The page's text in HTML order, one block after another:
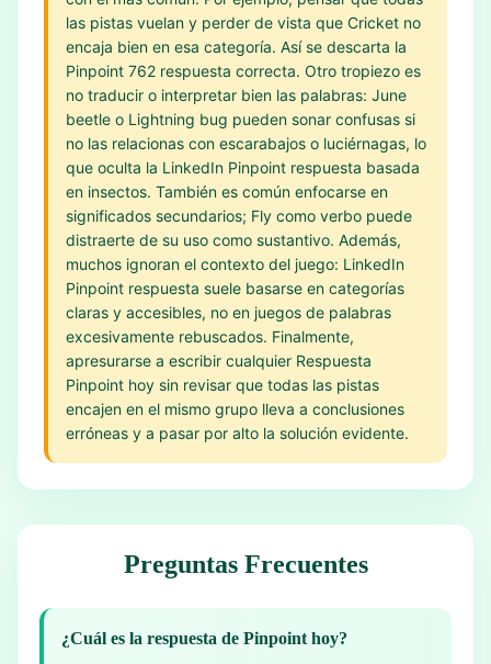
las pistas vuelan y perder de vista que Cricket no
encaja bien en esa categoría. Así se descarta la
Pinpoint 762 respuesta correcta. Otro tropiezo es
no traducir o interpretar bien las palabras: June
beetle o Lightning bug pueden sonar confusas si
no las relacionas con escarabajos o luciérnagas, lo
que oculta la LinkedIn Pinpoint respuesta basada
en insectos. También es común enfocarse en
significados secundarios; Fly como verbo puede
distraerte de su uso como sustantivo. Además,
muchos ignoran el contexto del juego: LinkedIn
Pinpoint respuesta suele basarse en categorías
claras y accesibles, no en juegos de palabras
excesivamente rebuscados. Finalmente,
apresurarse a escribir cualquier Respuesta
Pinpoint hoy sin revisar que todas las pistas
encajen en el mismo grupo lleva a conclusiones
erróneas y a pasar por alto la solución evidente.
Preguntas Frecuentes
¿Cuál es la respuesta de Pinpoint hoy?